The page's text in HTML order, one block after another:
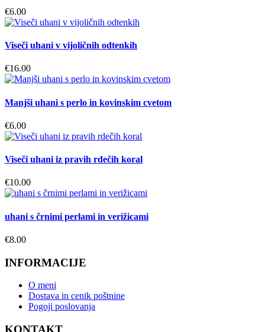
€6.00
Viseči uhani v vijoličnih odtenkih
€16.00
Manjši uhani s perlo in kovinskim cvetom
€6.00
Viseči uhani iz pravih rdečih koral
€10.00
uhani s črnimi perlami in verižicami
€8.00
INFORMACIJE
O meni
Dostava in cenik poštnine
Pogoji poslovanja
KONTAKT